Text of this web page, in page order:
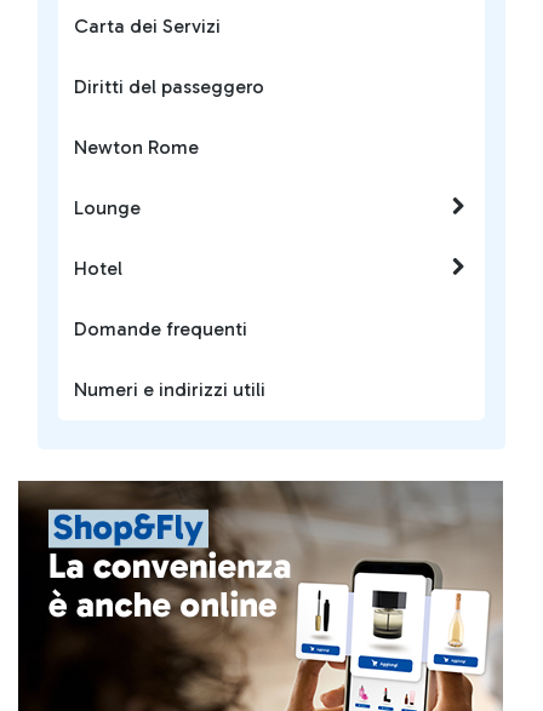
Carta dei Servizi
Diritti del passeggero
Newton Rome
Lounge
Hotel
Domande frequenti
Numeri e indirizzi utili